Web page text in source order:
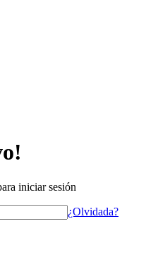
iniciar sesión
¿Olvidada?